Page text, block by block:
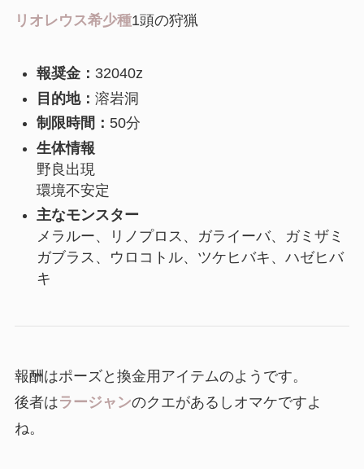
リオレウス希少種1頭の狩猟
報奨金： 32040z
目的地： 溶岩洞
制限時間： 50分
生体情報
野良出現
環境不安定
主なモンスター
メラルー、リノプロス、ガライーバ、ガミザミ
ガブラス、ウロコトル、ツケヒバキ、ハゼヒバ
キ
報酬はポーズと換金用アイテムのようです。
後者はラージャンのクエがあるしオマケですよ
ね。